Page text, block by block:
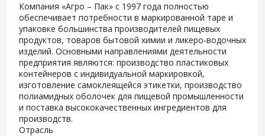
Компания «Агро – Пак» с 1997 года полностью
обеспечивает потребности в маркированной таре и
упаковке большинства производителей пищевых
продуктов, товаров бытовой химии и ликеро-водочных
изделий. Основными направлениями деятельности
предприятия являются: производство пластиковых
контейнеров с индивидуальной маркировкой,
изготовление самоклеящейся этикетки, производство
полиамидных оболочек для пищевой промышленности
и поставка высококачественных ингредиентов для
производств.
Отрасль